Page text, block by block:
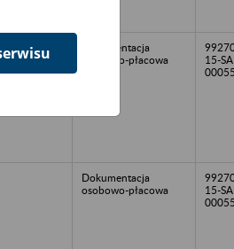
Dokumentacja
osobowo-płacowa
15-
Dokumentacja
osobowo-płacowa
15-